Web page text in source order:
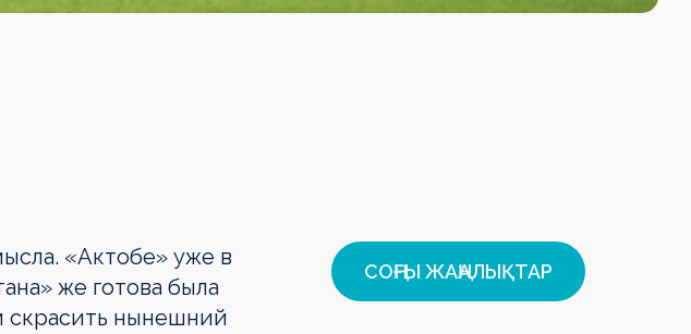
«Актобе» уже в
же готова была
скрасить нынешний
СОҢҒЫ ЖАҢАЛЫҚТАР